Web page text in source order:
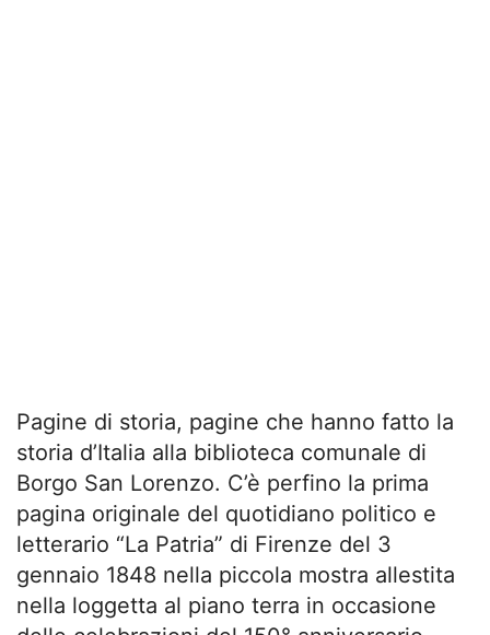
Pagine di storia, pagine che hanno fatto la
storia d’Italia alla biblioteca comunale di
Borgo San Lorenzo. C’è perfino la prima
pagina originale del quotidiano politico e
letterario “La Patria” di Firenze del 3
gennaio 1848 nella piccola mostra allestita
nella loggetta al piano terra in occasione